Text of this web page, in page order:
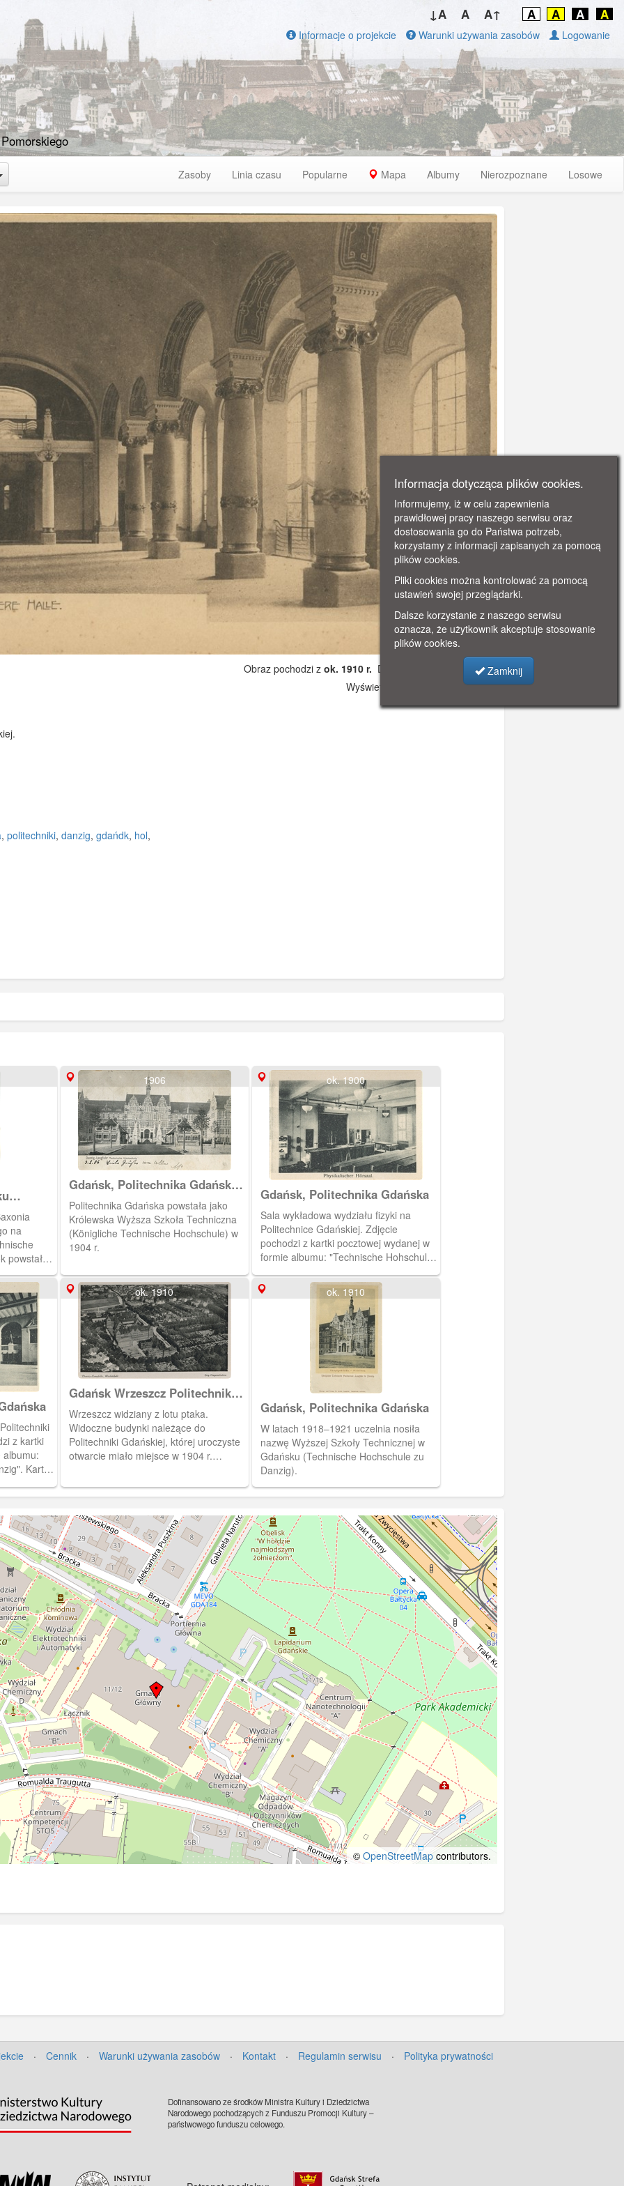
↓A A A↑ A A A A
Informacje o projekcie Warunki używania zasobów Logowanie
Toggle Dropdown Zasoby Linia czasu Popularne Mapa Albumy Nierozpoznane Losowe
Obraz pochodzi z ok. 1910 r. Dodano: 2019-11-05 08:38
Wyświetlono: 2887
, politechniki, danzig, gdańdk, hol,
na
powstał
roku.
1906
Gdańsk, Politechnika Gdańska
budynek główny
Politechnika Gdańska powstała jako
Królewska Wyższa Szkoła Techniczna
(Königliche Technische Hochschule) w
1904 r.
ok. 1900
Gdańsk, Politechnika Gdańska
Sala wykładowa wydziału fizyki na
Politechnice Gdańskiej. Zdjęcie
pochodzi z kartki pocztowej wydanej w
formie albumu: "Technische Hohschule,
tektury, z wykrojonym w centralnej
części okienkiem. Po otwarciu okienka
wyjmuje się mały album (wym.: szer. 8
cm, wys. 6 cm) złożony w harmonijkę.
albumu:
Kartka
cm, wys.
ok. 1910
Gdańsk Wrzeszcz Politechnika
Gdańska, Danzig Langfuhr
Technische Hohschule of
Danzig
Wrzeszcz widziany z lotu ptaka.
Widoczne budynki należące do
Politechniki Gdańskiej, której uroczyste
otwarcie miało miejsce w 1904 r.
Carsten.
ok. 1910
Gdańsk, Politechnika Gdańska
W latach 1918–1921 uczelnia nosiła
nazwę Wyższej Szkoły Technicznej w
Gdańsku (Technische Hochschule zu
Danzig).
© OpenStreetMapcontributors.
· Cennik · Warunki używania zasobów · Kontakt · Regulamin serwisu · Polityka prywatności
Dofinansowano ze środków Ministra Kultury i Dziedzictwa
Narodowego pochodzących z Funduszu Promocji Kultury –
państwowego funduszu celowego.
Informacja dotycząca plików cookies.
Informujemy, iż w celu zapewnienia
prawidłowej pracy naszego serwisu oraz
dostosowania go do Państwa potrzeb,
korzystamy z informacji zapisanych za pomocą
plików cookies.
Pliki cookies można kontrolować za pomocą
ustawień swojej przeglądarki.
Dalsze korzystanie z naszego serwisu
oznacza, że użytkownik akceptuje stosowanie
plików cookies.
Zamknij